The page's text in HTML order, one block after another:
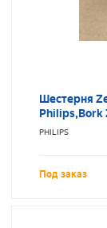
Шестерня
Philips,Bork
PHILIPS
Под заказ